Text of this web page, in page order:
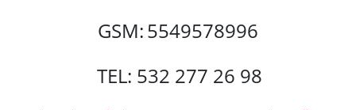
GSM:5549578996
TEL: 532 277 26 98